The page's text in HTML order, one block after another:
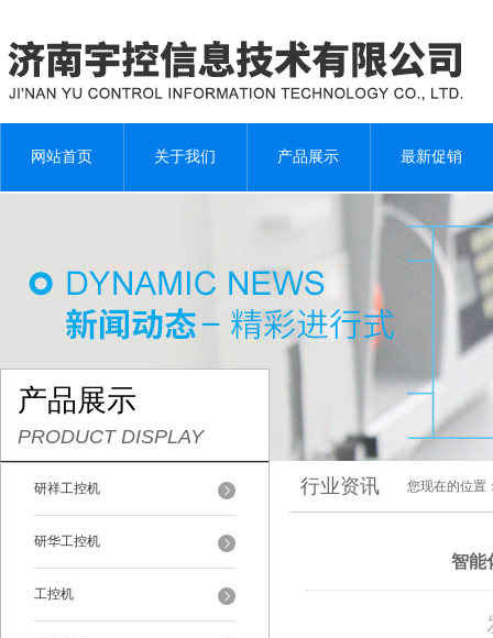
网站首页 关于我们 产品展示 最新促销
产品展示
PRODUCT DISPLAY
研祥工控机
研华工控机
工控机
行业资讯 您现在的位置
智能